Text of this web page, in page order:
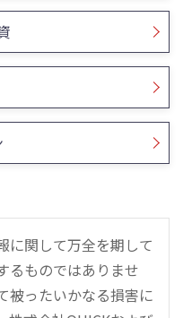
に関して万全を期して
るものではありませ
被ったいかなる損害に